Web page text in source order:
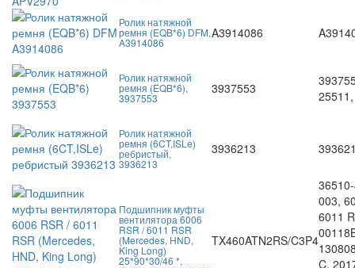
Ролик натяжной
ремня (EQB*6) DFM,
A3914086
A3914086
Ролик натяжной
ремня (EQB*6),
3937553
3937553
Ролик натяжной
ремня (6CT,ISLe)
ребристый,
3936213
3936213
Подшипник муфты
вентилятора 6006
RSR / 6011 RSR
(Mercedes, HND,
King Long)
25*90*30/46 *,
TX460ATN2RS/C3P4
003,
6011
C,